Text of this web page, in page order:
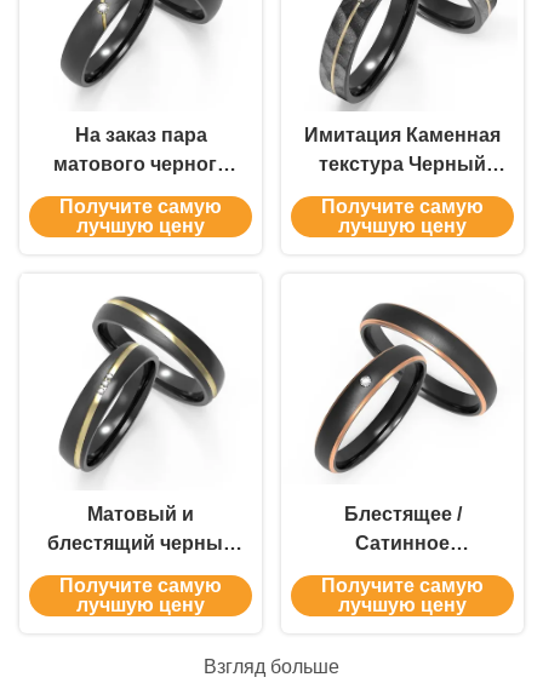
заказу
На заказ пара
матового черного
титанового кольца с
диагональным
Получите самую
лучшую цену
Имитация Каменная
текстура Черный
титановый
ювелирные изделия
Получите самую
лучшую цену
Матовый и
блестящий черный
титановый кольцо,
полированный
Получите самую
лучшую цену
Блестящее /
Сатинное
Окончание Черное
Титановое Мужское
С Серебряным /
Получите самую
лучшую цену
Взгляд больше